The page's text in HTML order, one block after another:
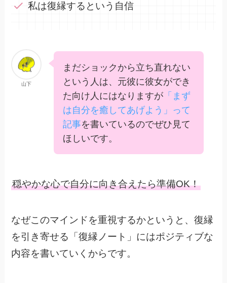
私は復縁するという自信
山下
まだショックから立ち直れない
という人は、元彼に彼女ができ
た向け人にはなりますが 「まず
は自分を癒してあげよう」って
記事を書いているのでぜひ見て
ほしいです。
穏やかな心で自分に向き合えたら準備OK！
なぜこのマインドを重視するかというと、復縁
を引き寄せる「復縁ノート」にはポジティブな
内容を書いていくからです。